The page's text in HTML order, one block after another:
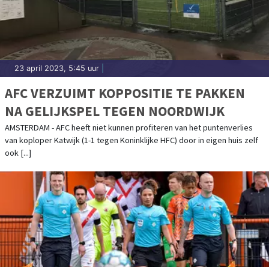
23 april 2023, 5:45 uur
AFC VERZUIMT KOPPOSITIE TE PAKKEN
NA GELIJKSPEL TEGEN NOORDWIJK
AMSTERDAM - AFC heeft niet kunnen profiteren van het puntenverlies
van koploper Katwijk (1-1 tegen Koninklijke HFC) door in eigen huis zelf
ook [...]